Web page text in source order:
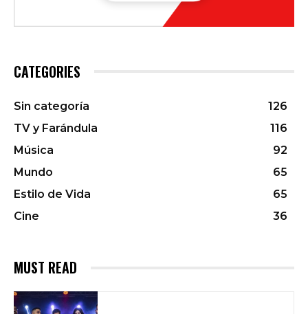
CATEGORIES
Sin categoría
126
TV y Farándula
116
Música
92
Mundo
65
Estilo de Vida
65
Cine
36
MUST READ